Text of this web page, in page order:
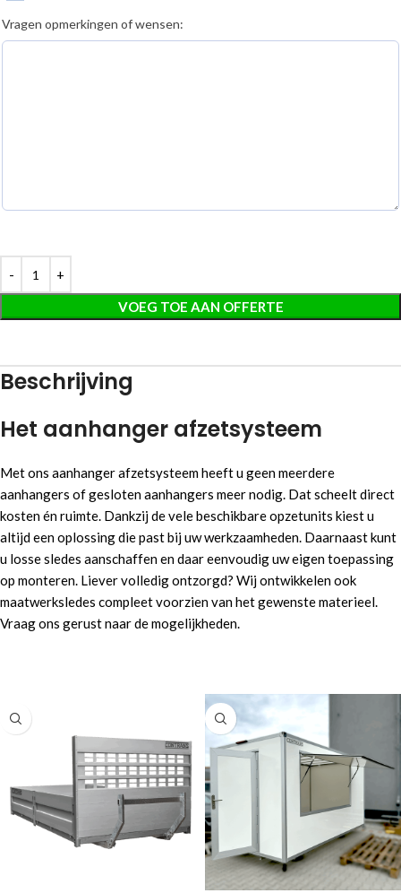
Vragen opmerkingen of wensen:
VOEG TOE AAN OFFERTE
Beschrijving
Het aanhanger afzetsysteem
Met ons aanhanger afzetsysteem heeft u geen meerdere
aanhangers of gesloten aanhangers meer nodig. Dat scheelt direct
kosten én ruimte. Dankzij de vele beschikbare opzetunits kiest u
altijd een oplossing die past bij uw werkzaamheden. Daarnaast kunt
u losse sledes aanschaffen en daar eenvoudig uw eigen toepassing
op monteren. Liever volledig ontzorgd? Wij ontwikkelen ook
maatwerksledes compleet voorzien van het gewenste materieel.
Vraag ons gerust naar de mogelijkheden.